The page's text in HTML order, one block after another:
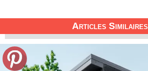
Articles Similaires